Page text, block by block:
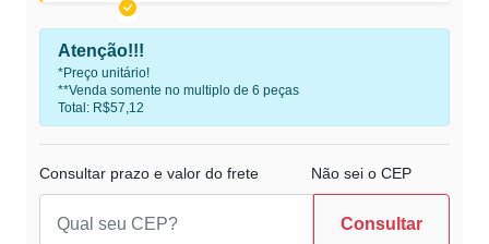
Atenção!!!
*Preço unitário!
**Venda somente no multiplo de 6 peças
Total: R$57,12
Consultar prazo e valor do frete Não sei o CEP
Consultar